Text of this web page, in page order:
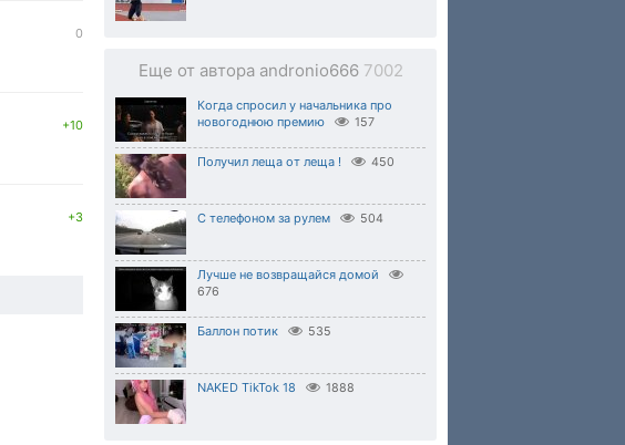
Еще от автора andronio666 7002
Когда спросил у начальника про
новогоднюю премию
157
Получил леща от леща ! 450
С телефоном за рулем 504
Лучше не возвращайся домой
676
Баллон потик 535
NAKED TikTok 18 1888
0
+10
+3